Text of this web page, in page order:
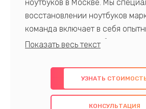
ноутбуков в Москве. Мы
восстановлении ноутбуков
команда включает в себя
профессионалов с обширными
предлагаем быстрый и
использованием оригинальных
также гарантируем качество
УЗНАТЬ
КОНСУЛЬТАЦИЯ